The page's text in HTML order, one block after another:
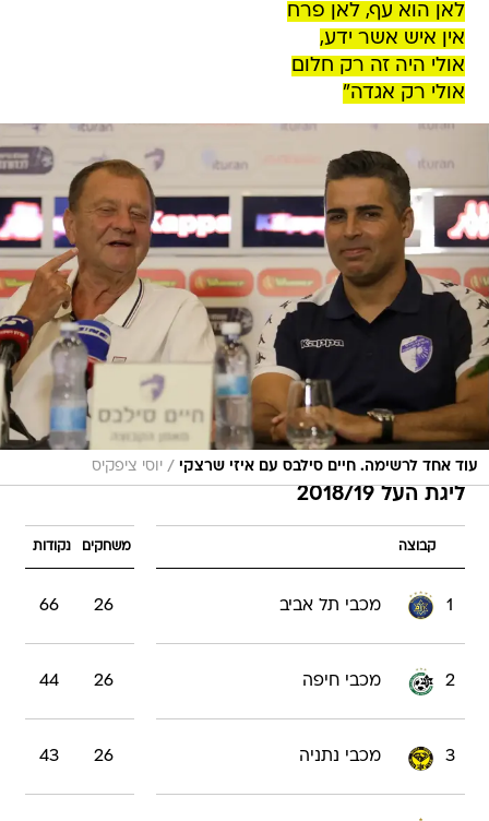
לאן הוא עף, לאן פרח
אין איש אשר ידע,
אולי היה זה רק חלום
אולי רק אגדה"
עוד אחד לרשימה. חיים סילבס עם איזי שרצקי / יוסי ציפקיס
ליגת העל 2018/19
קבוצה משחקים נקודות
1 מכבי תל אביב 26
66
2 מכבי חיפה 26
44
3 מכבי נתניה 26
43